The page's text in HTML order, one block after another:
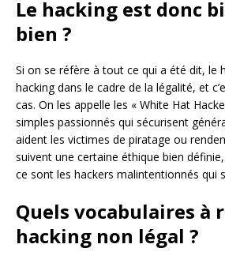
Le hacking est donc
bien ?
Si on se réfère à tout ce qui a été dit, le
hacking dans le cadre de la légalité, et
cas. On les appelle les « White Hat
simples passionnés qui sécurisent
aident les victimes de piratage ou
suivent une certaine éthique bien
ce sont les hackers malintentionnés qui
Quels vocabulaires à
hacking non légal ?